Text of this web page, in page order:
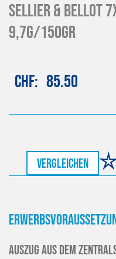
Sellier & Bellot
9,7g/150gr
CHF 85.50
vergleichen
Auszug aus dem